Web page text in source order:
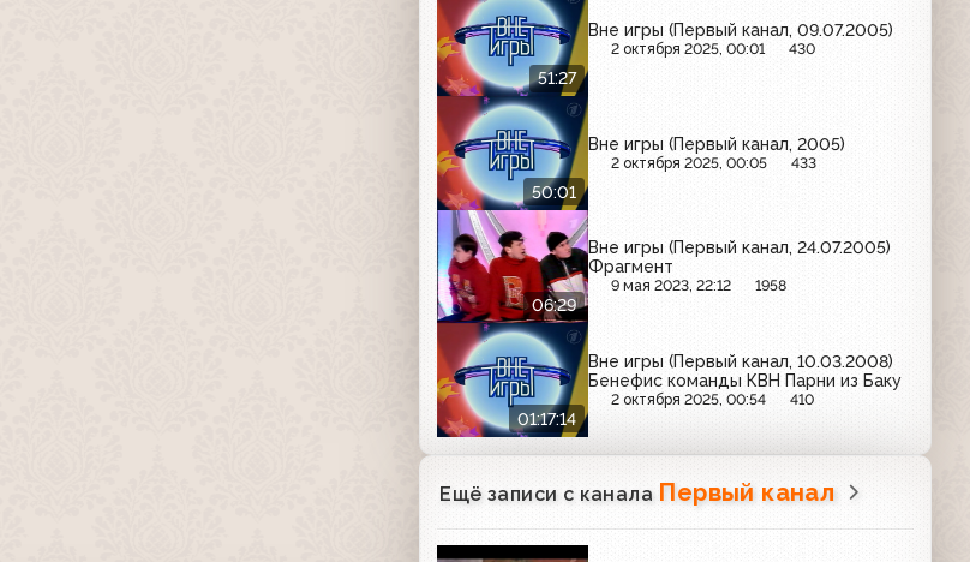
51:27
Вне игры (Первый канал, 09.07.2005)
2 октября 2025, 00:01 430
50:01
Вне игры (Первый канал, 2005)
2 октября 2025, 00:05 433
06:29
Вне игры (Первый канал, 24.07.2005)
Фрагмент
9 мая 2023, 22:12 1958
01:17:14
Вне игры (Первый канал, 10.03.2008)
Бенефис команды КВН Парни из Баку
2 октября 2025, 00:54 410
Ещё записи с канала Первый канал